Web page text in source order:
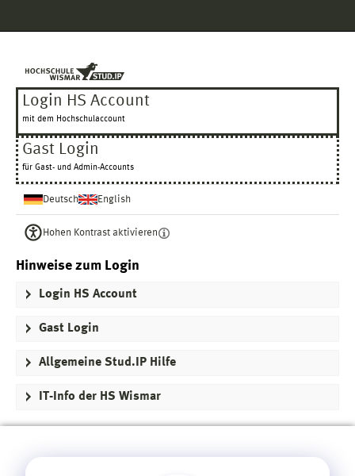
Hauptnavigation
Login HS Account
mit dem Hochschulaccount
Gast Login
für Gast- und Admin-Accounts
Deutsch English
Hohen Kontrast aktivieren
Hinweise zum Login
Login HS Account
Gast Login
Allgemeine Stud.IP Hilfe
IT-Info der HS Wismar